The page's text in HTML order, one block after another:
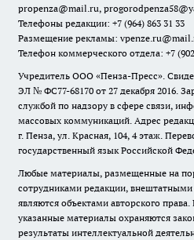
propenza@mail.ru,
Телефоны редакции: +7 (964) 863 31 33
Размещение рекламы:
Телефон коммерческого отдела: +7
Учредитель ООО «Пенза-Пресс».
ЭЛ № ФС77-68170 от 27 декабря 2016.
службой по надзору в сфере связи,
массовых коммуникаций. Адрес
г. Пенза, ул. Красная, 104, 4 этаж.
государственный язык Российской
Любые материалы, размещенные на
сотрудниками редакции,
являются объектами авторского права.
указанные материалы охраняются
результаты интеллектуальной